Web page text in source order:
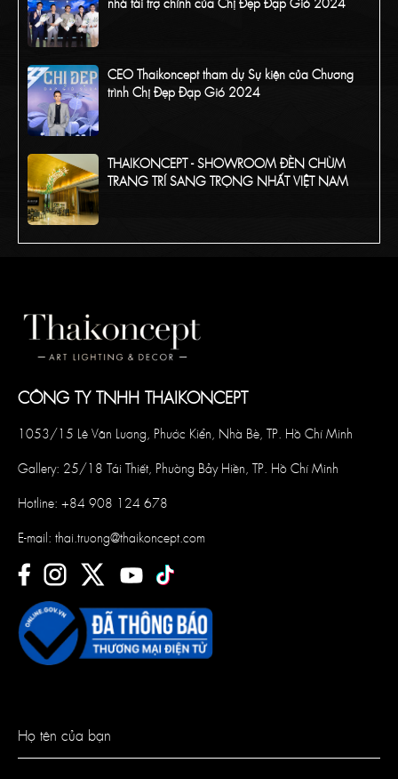
CEO Thaikoncept tham dự Sự kiện của Chương
trình Chị Đẹp Đạp Gió 2024
THAIKONCEPT - SHOWROOM ĐÈN CHÙM
TRANG TRÍ SANG TRỌNG NHẤT VIỆT NAM
CÔNG TY TNHH THAIKONCEPT
1053/15 Lê Văn Lương, Phước Kiển, Nhà Bè, TP. Hồ Chí Minh
Gallery: 25/18 Tái Thiết, Phường Bảy Hiền, TP. Hồ Chí Minh
Hotline: +84 908 124 678
E-mail: thai.truong@thaikoncept.com